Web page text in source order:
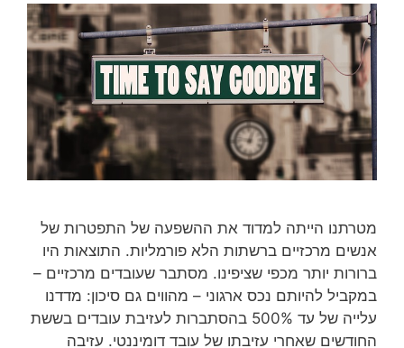
מטרתנו הייתה למדוד את ההשפעה של התפטרות של
אנשים מרכזיים ברשתות הלא פורמליות. התוצאות היו
ברורות יותר מכפי שציפינו. מסתבר שעובדים מרכזיים –
במקביל להיותם נכס ארגוני – מהווים גם סיכון: מדדנו
עלייה של עד 500% בהסתברות לעזיבת עובדים בששת
החודשים שאחרי עזיבתו של עובד דומיננטי. עזיבה